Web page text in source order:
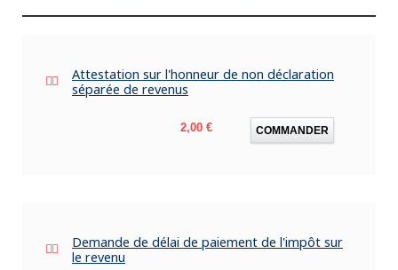
Attestation sur l'honneur de non déclaration
séparée de revenus
Prix
2,00 € COMMANDER
Demande de délai de paiement de l'impôt sur
le revenu